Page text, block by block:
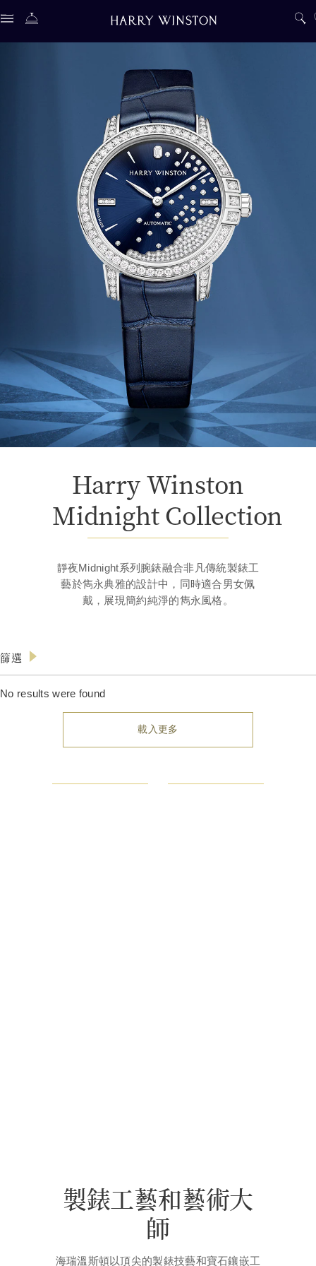
Harry Winston
Midnight Collection
靜夜Midnight系列腕錶融合非凡傳統製錶工
藝於雋永典雅的設計中，同時適合男女佩
戴，展現簡約純淨的雋永風格。
品
篩選
No results were found
製錶工藝和藝術大
師
海瑞溫斯頓以頂尖的製錶技藝和寶石鑲嵌工